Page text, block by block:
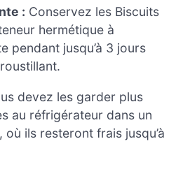
: Conservez les Biscuits
hermétique à
pendant jusqu’à 3 jours
devez les garder plus
au réfrigérateur dans un
ils resteront frais jusqu’à